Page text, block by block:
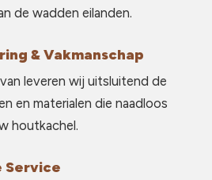
de wadden eilanden.
& Vakmanschap
leveren wij uitsluitend de
en materialen die naadloos
houtkachel.
Service